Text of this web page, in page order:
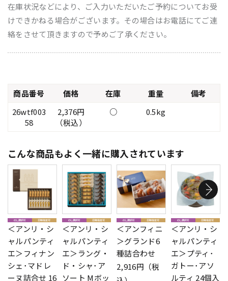
在庫状況などにより、ご入力いただいたご予約についてお受
けできかねる場合がございます。その場合はお電話にてご連
絡をさせて頂きますので予めご了承ください。
商品番号 価格 在庫 重量
備考
26wtf003
58
2,376円
（税込）
○ 0.5kg
こんな商品もよく一緒に購入されています
＜アンリ・シ
ャルパンティ
エ＞フィナン
シェ･マドレ
ーヌ詰合せ 16
＜アンリ・シ
ャルパンティ
エ＞ラング・
ド・シャ･ア
ソート Mボッ
＜アンフィニ
＞グランド6
種詰合わせ
2,916円（税
＜アンリ・シ
ャルパンティ
エ＞プティ･
ガトー･アソ
ルティ 24個入